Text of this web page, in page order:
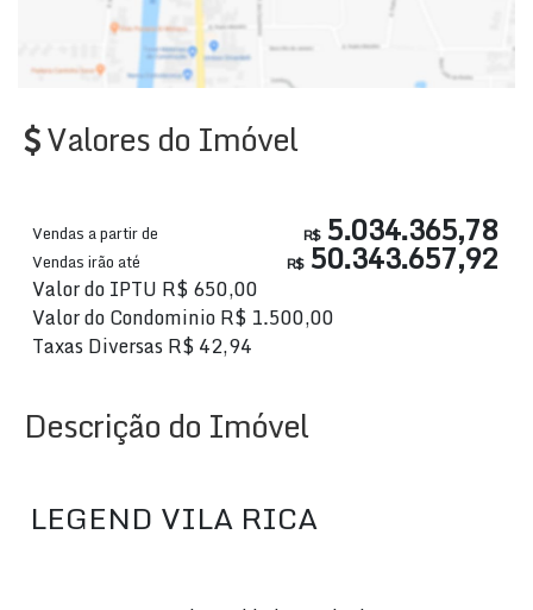
Valores do Imóvel
R$5.034.365,78
Vendas a partir de
R$50.343.657,92
Vendas irão até
Valor do IPTU R$650,00
Valor do CondominioR$ 1.500,00
Taxas DiversasR$42,94
Descrição do Imóvel
LEGEND VILA RICA